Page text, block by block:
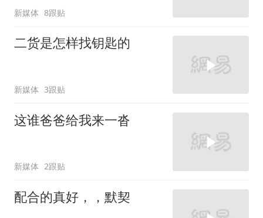
新媒体 8跟贴
二货是怎样找钥匙的
新媒体 3跟贴
这谁爸爸给我来一沓
新媒体 2跟贴
配合的真好，，默契